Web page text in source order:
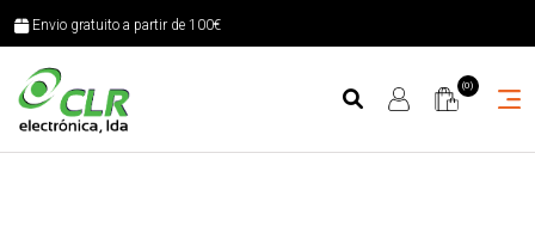
Envio gratuito a partir de 100€
(0)